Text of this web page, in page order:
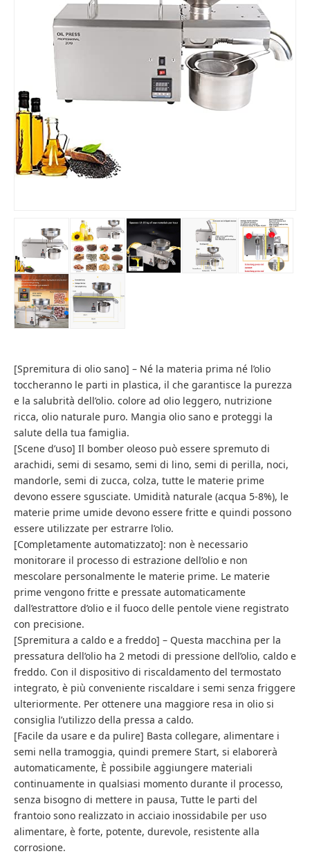
[Spremitura di olio sano] – Né la materia prima né l’olio
toccheranno le parti in plastica, il che garantisce la purezza
e la salubrità dell’olio. colore ad olio leggero, nutrizione
ricca, olio naturale puro. Mangia olio sano e proteggi la
salute della tua famiglia.
[Scene d’uso] Il bomber oleoso può essere spremuto di
arachidi, semi di sesamo, semi di lino, semi di perilla, noci,
mandorle, semi di zucca, colza, tutte le materie prime
devono essere sgusciate. Umidità naturale (acqua 5-8%), le
materie prime umide devono essere fritte e quindi possono
essere utilizzate per estrarre l’olio.
[Completamente automatizzato]: non è necessario
monitorare il processo di estrazione dell’olio e non
mescolare personalmente le materie prime. Le materie
prime vengono fritte e pressate automaticamente
dall’estrattore d’olio e il fuoco delle pentole viene registrato
con precisione.
[Spremitura a caldo e a freddo] – Questa macchina per la
pressatura dell’olio ha 2 metodi di pressione dell’olio, caldo e
freddo. Con il dispositivo di riscaldamento del termostato
integrato, è più conveniente riscaldare i semi senza friggere
ulteriormente. Per ottenere una maggiore resa in olio si
consiglia l’utilizzo della pressa a caldo.
[Facile da usare e da pulire] Basta collegare, alimentare i
semi nella tramoggia, quindi premere Start, si elaborerà
automaticamente, È possibile aggiungere materiali
continuamente in qualsiasi momento durante il processo,
senza bisogno di mettere in pausa, Tutte le parti del
frantoio sono realizzato in acciaio inossidabile per uso
alimentare, è forte, potente, durevole, resistente alla
corrosione.